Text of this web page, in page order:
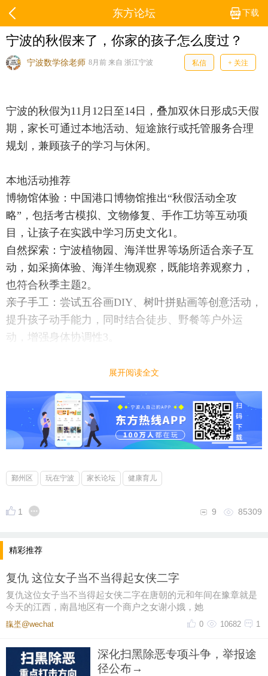
下载
东方论坛
宁波的秋假来了，你家的孩子怎么度过？
宁波数学徐老师 8月前 来自 浙江宁波 私信 + 关注
宁波的秋假为11月12日至14日，叠加双休日形成5天假
期，家长可通过本地活动、短途旅行或托管服务合理
规划，兼顾孩子的学习与休闲。
本地活动推荐
博物馆体验：中国港口博物馆推出“秋假活动全攻
略”，包括考古模拟、文物修复、手作工坊等互动项
目，让孩子在实践中学习历史文化1。
自然探索：宁波植物园、海洋世界等场所适合亲子互
动，如采摘体验、海洋生物观察，既能培养观察力，
也符合秋季主题2。
亲子手工：尝试五谷画DIY、树叶拼贴画等创意活动，
提升孩子动手能力，同时结合徒步、野餐等户外运
动，增强身体协调性3。
周边游线路：旅行社推出多条研学类线路，如绍兴文
化之旅、黄山自然奇观、莫干山竹海探索等，兼具教
育意义与趣味性45。
错峰出行优势：秋假期间机票、住宿成本显著低于旺
等短途城市，气候适宜且人流量适中56。
学校提供免费托管：如前湾新区海真学校滨海实验校
长看护难题，具体安排需联系班主任报名7。
4岁学生设计单日或多日活动，覆盖历史、自然等主题
5。
提前确认学校通知：避免临时活动冲突，尽早预订交
通与住宿7。
展开阅读全文
鄞州区 玩在宁波 家长论坛 健康育儿
1 85309
9
精彩推荐
复仇 这位女子当不当得起女侠二字
复仇这位女子当不当得起女侠二字在唐朝的元和年间在豫章就是
今天的江西，南昌地区有一个商户之女谢小娥，她
靝埊@wechat 1
10682
0
深化扫黑除恶专项斗争，举报途
径公布→